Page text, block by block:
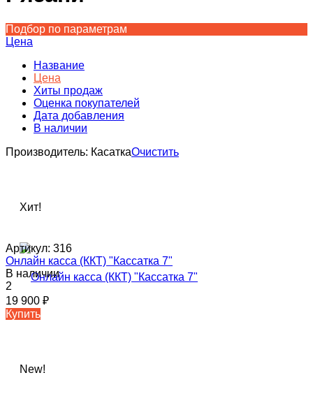
Подбор по параметрам
Цена
Название
Цена
Хиты продаж
Оценка покупателей
Дата добавления
В наличии
Производитель: КасаткаОчистить
Хит!
Артикул: 316
Онлайн касса (ККТ) "Кассатка 7"
В наличии
2
19 900 ₽
Купить
New!